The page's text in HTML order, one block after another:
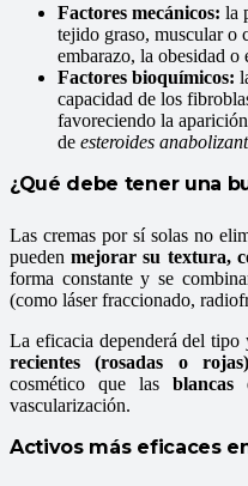
Factores mecánicos: la
tejido graso, muscular o
embarazo, la obesidad o
Factores bioquímicos:
capacidad de los
favoreciendo la
de esteroides
¿Qué debe tener una
Las cremas por sí solas no
puedenmejorar su textura,
forma constante y se
(como láser fraccionado,
La eficacia dependerá del
recientes (rosadas o rojas)
cosmético que las blancas
vascularización.
Activos más eficaces